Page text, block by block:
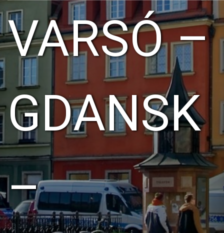
VARSÓ –
GDANSK
–